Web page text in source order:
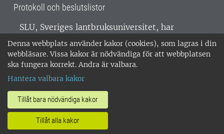
Denna webbplats använder kakor (cookies), som lagras i din
webbläsare. Vissa kakor är nödvändiga för att webbplatsen
ska fungera korrekt. Andra är valbara.
Hantera valbara kakor
Tillåt bara nödvändiga kakor
Tillåt alla kakor
Protokoll och beslutslistor
SLU, Sveriges lantbruksuniversitet, har
verksamhet över hela Sverige. Huvudorter är
Alnarp, Uppsala och Umeå.SLU är
miljöcertifierat enligt ISO 14001. •
018-67 10 00 • Org nr: 202100-2817 •
Om SLU:s webbplatser
•Hantera kakor•Behandling av
personuppgifter